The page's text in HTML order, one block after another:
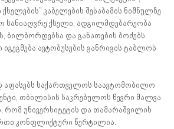
კაბელების შესაბამის ნიშნულზე
სანიაღვრე ქსელი, ადგილმდებარეობა
ბილბორდებსა და განათების ბოძებს.
ავტობუსების განრიგის ტაბლოს
აფასებს საქართველოს საავტომობილო
თბილისის საკრებულოს წევრი შალვა
რომ უნივერსიტეტის და თამარაშვილის
კონფლიქტური წერტილია.